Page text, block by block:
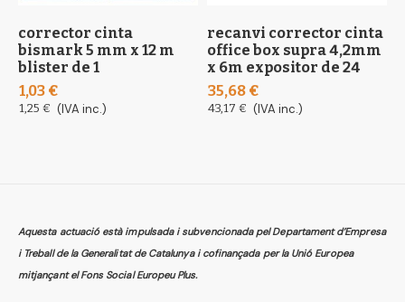
corrector cinta
bismark 5 mm x 12 m
blister de 1
1,03 €
1,25 € (IVA inc.)
recanvi corrector cinta
office box supra 4,2mm
x 6m expositor de 24
35,68 €
43,17 € (IVA inc.)
Aquesta actuació està impulsada i subvencionada pel Departament d’Empresa
i Treball de la Generalitat de Catalunya i cofinançada per la Unió Europea
mitjançant el Fons Social Europeu Plus.